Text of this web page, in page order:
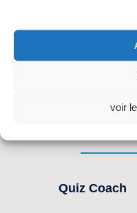
voir
Digital
Status
Quiz Coach